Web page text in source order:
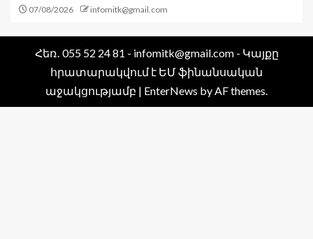
07/08/2026 infomitk@gmail.com
Հեռ․ 055 52 24 81 - infomitk@gmail.com - Կայքը
հրատարակվում է ԵՄ ֆինանսական
աջակցությամբ | EnterNews by AF themes.